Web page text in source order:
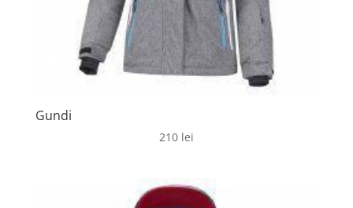
Gundi
210 lei